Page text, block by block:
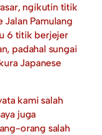
ngikutin titik
Jalan Pamulang
6 titik berjejer
padahal sungai
Japanese
kami salah
juga
orang salah